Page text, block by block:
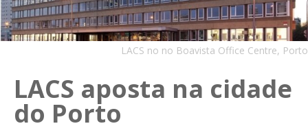
LACS no no Boavista Office Centre, Porto
LACS aposta na cidade
do Porto